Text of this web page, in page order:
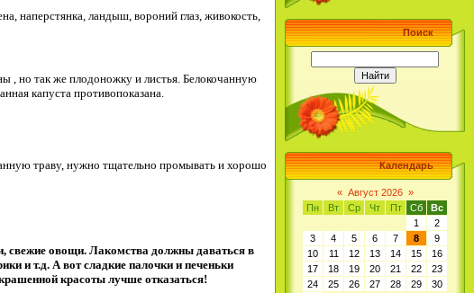
наперстянка, ландыш, вороний глаз, живокость,
, но так же плодоножку и листья. Белокочанную
капуста противопоказана.
траву, нужно тщательно промывать и хорошо
свежие овощи. Лакомства должны даваться в
и т.д. А вот сладкие палочки и печеньки
красоты лучше отказаться!
Поиск
Календарь
« Август 2026 »
Пн
Вт Ср Чт Пт Сб
Вс
1
2
3
4 5 6 7 8
9
10
11 12 13 14 15
16
17
18 19 20 21 22
23
24
25 26 27 28 29
30